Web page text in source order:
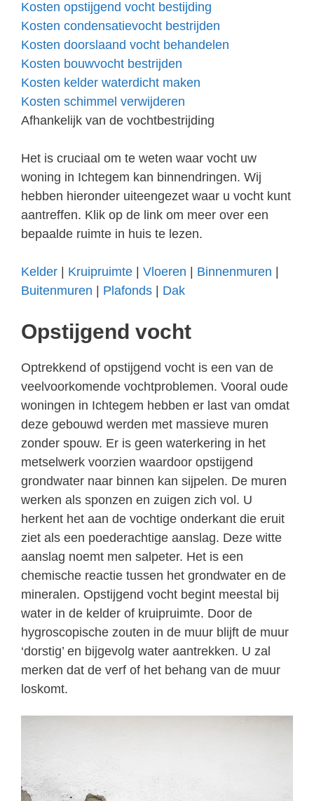
Kosten opstijgend vocht bestijding
Kosten condensatievocht bestrijden
Kosten doorslaand vocht behandelen
Kosten bouwvocht bestrijden
Kosten kelder waterdicht maken
Kosten schimmel verwijderen
Afhankelijk van de vochtbestrijding
Het is cruciaal om te weten waar vocht uw
woning in Ichtegem kan binnendringen. Wij
hebben hieronder uiteengezet waar u vocht kunt
aantreffen. Klik op de link om meer over een
bepaalde ruimte in huis te lezen.
Kelder Kruipruimte Vloeren Binnenmuren
Buitenmuren
Plafonds Dak
Opstijgend vocht
Optrekkend of opstijgend vocht is een van de
veelvoorkomende vochtproblemen. Vooral oude
woningen in Ichtegem hebben er last van omdat
deze gebouwd werden met massieve muren
zonder spouw. Er is geen waterkering in het
metselwerk voorzien waardoor opstijgend
grondwater naar binnen kan sijpelen. De muren
werken als sponzen en zuigen zich vol. U
herkent het aan de vochtige onderkant die eruit
ziet als een poederachtige aanslag. Deze witte
aanslag noemt men salpeter. Het is een
chemische reactie tussen het grondwater en de
mineralen. Opstijgend vocht begint meestal bij
water in de kelder of kruipruimte. Door de
hygroscopische zouten in de muur blijft de muur
‘dorstig’ en bijgevolg water aantrekken. U zal
merken dat de verf of het behang van de muur
loskomt.